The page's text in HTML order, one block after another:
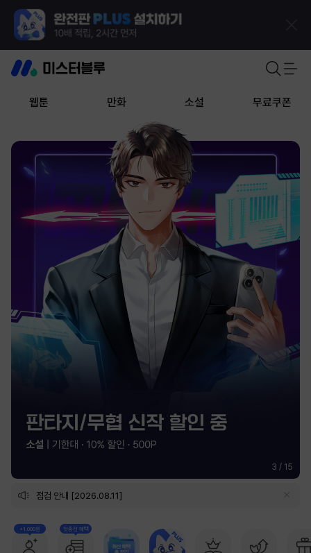
웹툰 만화 소설 무료쿠폰
3 / 15
점검 안내 [2026.08.11]
+1,000원 첫충전 혜택